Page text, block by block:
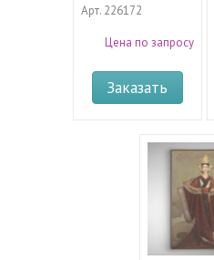
Арт.226172
Цена по запросу
Заказать